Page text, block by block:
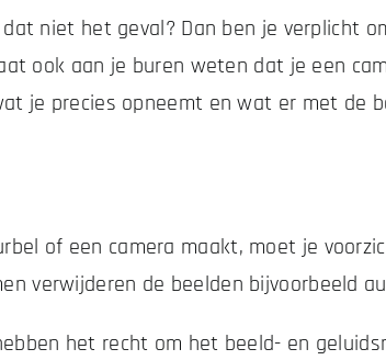
niet het geval? Dan ben je verplicht
ook aan je buren weten dat je een
je precies opneemt en wat er met de
of een camera maakt, moet je
verwijderen de beelden bijvoorbeeld
het recht om het beeld- en